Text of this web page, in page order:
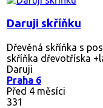
Daruji skříňku
Dřevěná skříňka s
skříňka dřevotříska
Daruji
Praha 6
Před 4 měsíci
331